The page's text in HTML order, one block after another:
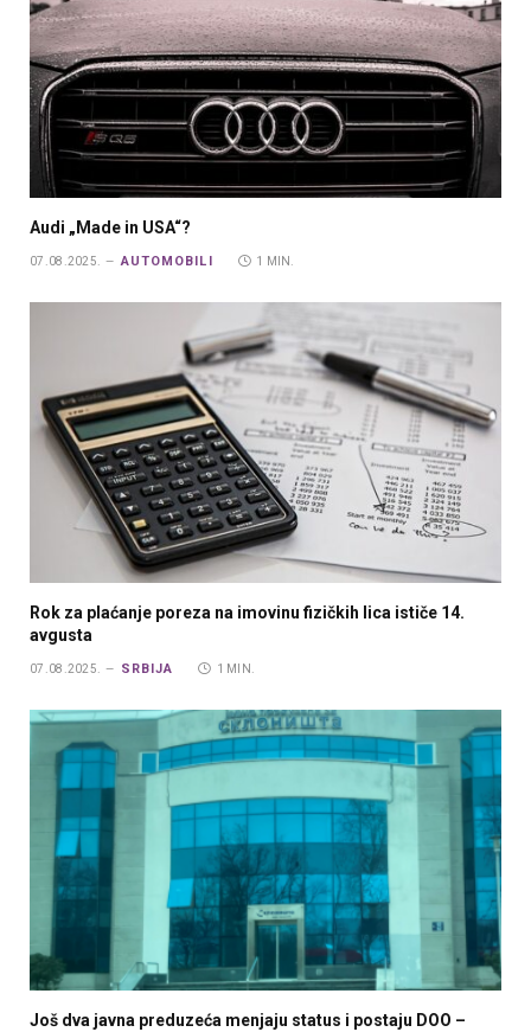
Audi „Made in USA“?
07.08.2025. AUTOMOBILI 1 MIN.
Rok za plaćanje poreza na imovinu fizičkih lica ističe 14.
avgusta
07.08.2025. SRBIJA 1 MIN.
Još dva javna preduzeća menjaju status i postaju DOO –